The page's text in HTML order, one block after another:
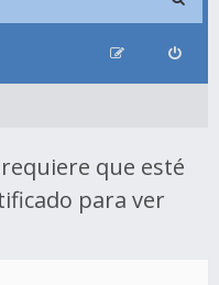
que esté
para ver